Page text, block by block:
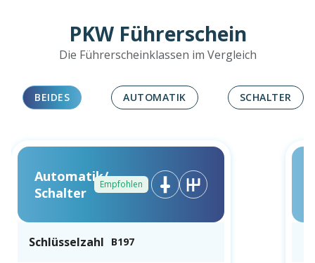
PKW Führerschein
Die Führerscheinklassen im Vergleich
BEIDES AUTOMATIK SCHALTER
Automatik/
Schalter
Empfohlen
Schlüsselzahl B197